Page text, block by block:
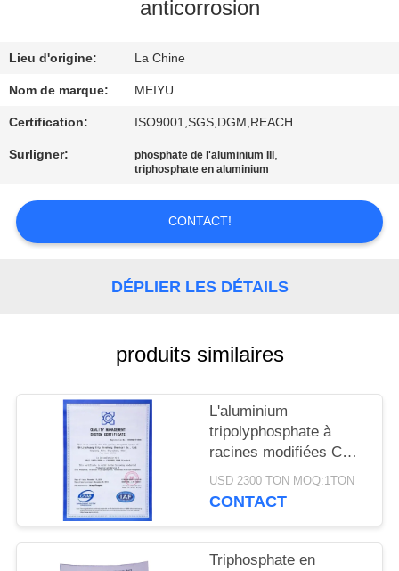
VISITE
DE
L'USINE
CONTRÔLE
DE
LA
CONTACTER
DEMANDEZ
DEVIS
PLAN
DU
anticorrosion
Lieu d'origine: La Chine
Nom de marque: MEIYU
Certification: ISO9001,SGS,DGM,REACH
Surligner: phosphate de l'aluminium III ,
triphosphate en aluminium
CONTACT!
DÉPLIER LES DÉTAILS
produits similaires
L'aluminium
tripolyphosphate à
racines modifiées CAS
13939-25-8 pour
l'adhésion au
USD 2300 TON MOQ:1TON
CONTACT
Triphosphate en